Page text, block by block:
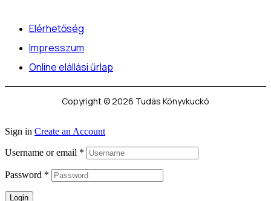
Elérhetőség
Impresszum
Online elállási űrlap
Copyright © 2026 Tudás Könyvkuckó
Sign in Create an Account
Username or email *
Password *
Login